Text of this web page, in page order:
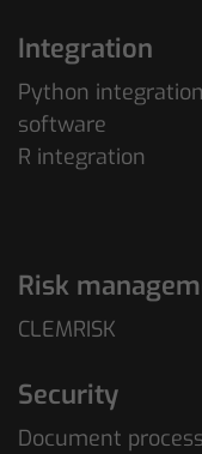
Integration
Python
software
R integration
Risk
CLEMRISK
Security
Document